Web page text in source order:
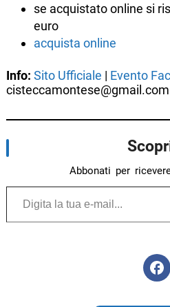
se acquistato online si
euro
acquista online
Info: Sito Ufficiale | Evento
Abbonati per
Digita la tua e-mail...